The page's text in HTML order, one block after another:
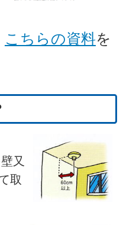
こちらの資料を
又
取